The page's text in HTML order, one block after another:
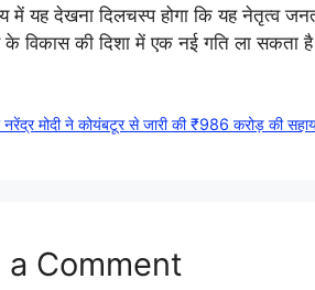
में यह देखना दिलचस्प होगा कि यह नेतृत्व
के विकास की दिशा में एक नई गति ला सकता
नरेंद्र मोदी ने कोयंबटूर से जारी की ₹986 करोड़ की
a Comment